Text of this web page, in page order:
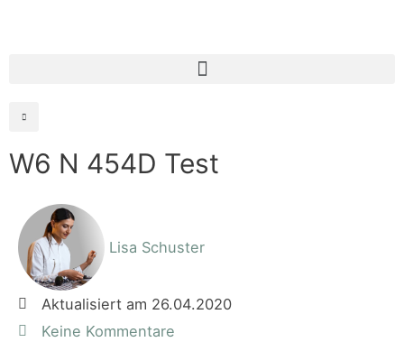
W6 N 454D Test
Lisa Schuster
Aktualisiert am 26.04.2020
Keine Kommentare